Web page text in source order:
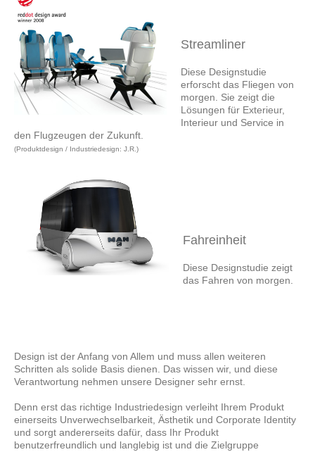
Streamliner
Diese Designstudie
erforscht das Fliegen von
morgen. Sie zeigt die
Lösungen für Exterieur,
Interieur und Service in
den Flugzeugen der Zukunft.
(Produktdesign / Industriedesign: J.R.)
Fahreinheit
Diese Designstudie zeigt
das Fahren von morgen.
Design ist der Anfang von Allem und muss allen weiteren
Schritten als solide Basis dienen. Das wissen wir, und diese
Verantwortung nehmen unsere Designer sehr ernst.
Denn erst das richtige Industriedesign verleiht Ihrem Produkt
einerseits Unverwechselbarkeit, Ästhetik und Corporate Identity
und sorgt andererseits dafür, dass Ihr Produkt
benutzerfreundlich und langlebig ist und die Zielgruppe